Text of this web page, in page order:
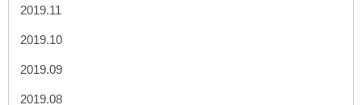
2019.11
2019.10
2019.09
2019.08